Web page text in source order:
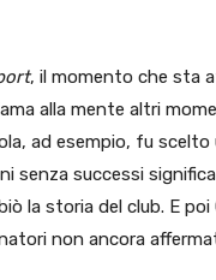
, il momento che sta
alla mente altri
ad esempio, fu
senza successi
la storia del club. E
non ancora